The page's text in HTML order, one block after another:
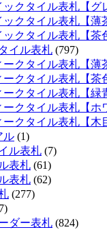
クタイル表札【グ
クタイル表札【薄
クタイル表札【茶
イル表札 (797)
クタイル表札【薄
クタイル表札【茶
クタイル表札【緑
クタイル表札【ホ
クタイル表札【木
ル (1)
ル表札 (7)
表札 (61)
表札 (62)
(277)
ダー表札 (824)